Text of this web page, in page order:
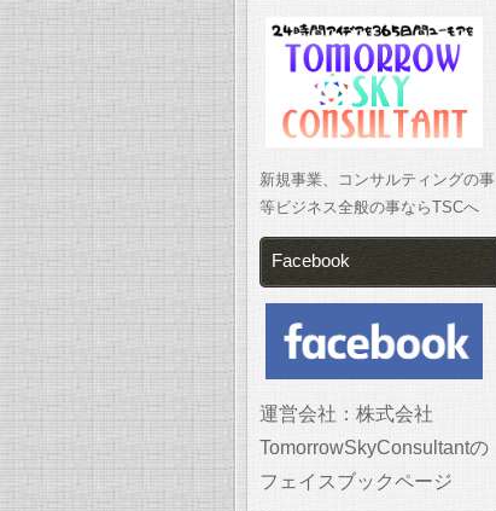
新規事業、コンサルティングの事
等ビジネス全般の事ならTSCへ
Facebook
運営会社：株式会社
TomorrowSkyConsultantの
フェイスブックページ